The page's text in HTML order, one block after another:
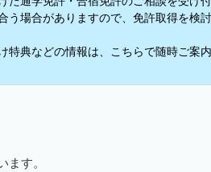
場合がありますので、免許取得を検討
典などの情報は、こちらで随時ご案内
す。